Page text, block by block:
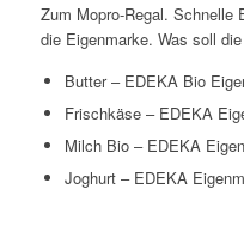
Zum Mopro-Regal. Schnelle
die Eigenmarke. Was soll
Butter – EDEKA Bio
Frischkäse – EDEKA
Milch Bio – EDEKA
Joghurt – EDEKA